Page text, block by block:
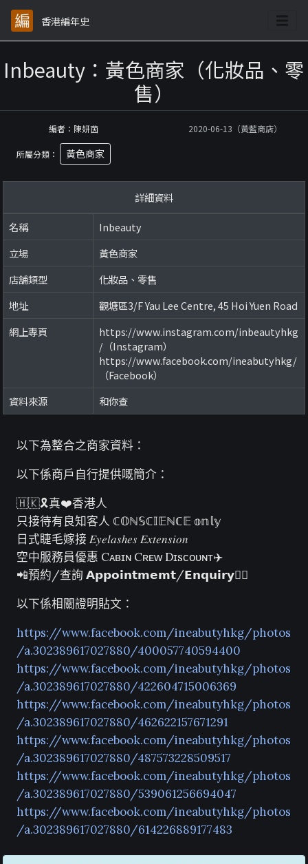
香港編年史
Inbeauty：黃色商家（化妝品、零
售）
編者：陳妍茵 2020-06-13（黃藍商店）
所屬分類： 黃色商家
詳細資料
名稱
Inbeauty
立場
黃色商家
店舖類型
化妝品、零售
地址
觀塘區3/F Yau Lee Centre, 45 Hoi Yuen Road
網上專頁
https://www.instagram.com/inbeautyhkg
/（Instagram）
https://www.facebook.com/ineabutyhkg/
（Facebook）
資料來源
和你查
以下為整合之商家資料：
以下係商戶自行提供嘅簡介：
🇭🇰🎗真❤︎香港人
只接待有良知客人 ℂ𝕆ℕ𝕊ℂ𝕀𝔼ℕℂ𝔼 𝕠𝕟𝕝𝕪
日式睫毛嫁接 𝐸𝑦𝑒𝑙𝑎𝑠ℎ𝑒𝑠 𝐸𝑥𝑡𝑒𝑛𝑠𝑖𝑜𝑛
空中服務員優惠 Cᴀʙɪɴ Cʀᴇᴡ Dɪsᴄᴏᴜɴᴛ✈️
📲預約/查詢 𝗔𝗽𝗽𝗼𝗶𝗻𝘁𝗺𝗲𝗺𝘁/𝗘𝗻𝗾𝘂𝗶𝗿𝘆👇🏻
以下係相關證明貼文：
https://www.facebook.com/ineabutyhkg/photos
/a.302389617027880/400057740594400
https://www.facebook.com/ineabutyhkg/photos
/a.302389617027880/422604715006369
https://www.facebook.com/ineabutyhkg/photos
/a.302389617027880/462622157671291
https://www.facebook.com/ineabutyhkg/photos
/a.302389617027880/487573228509517
https://www.facebook.com/ineabutyhkg/photos
/a.302389617027880/539061256694047
https://www.facebook.com/ineabutyhkg/photos
/a.302389617027880/614226889177483